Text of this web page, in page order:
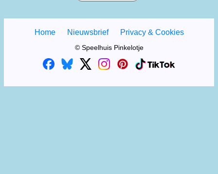
Home Nieuwsbrief Privacy & Cookies
© Speelhuis Pinkelotje